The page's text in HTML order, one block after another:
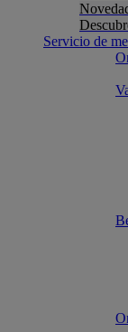
Servicio de